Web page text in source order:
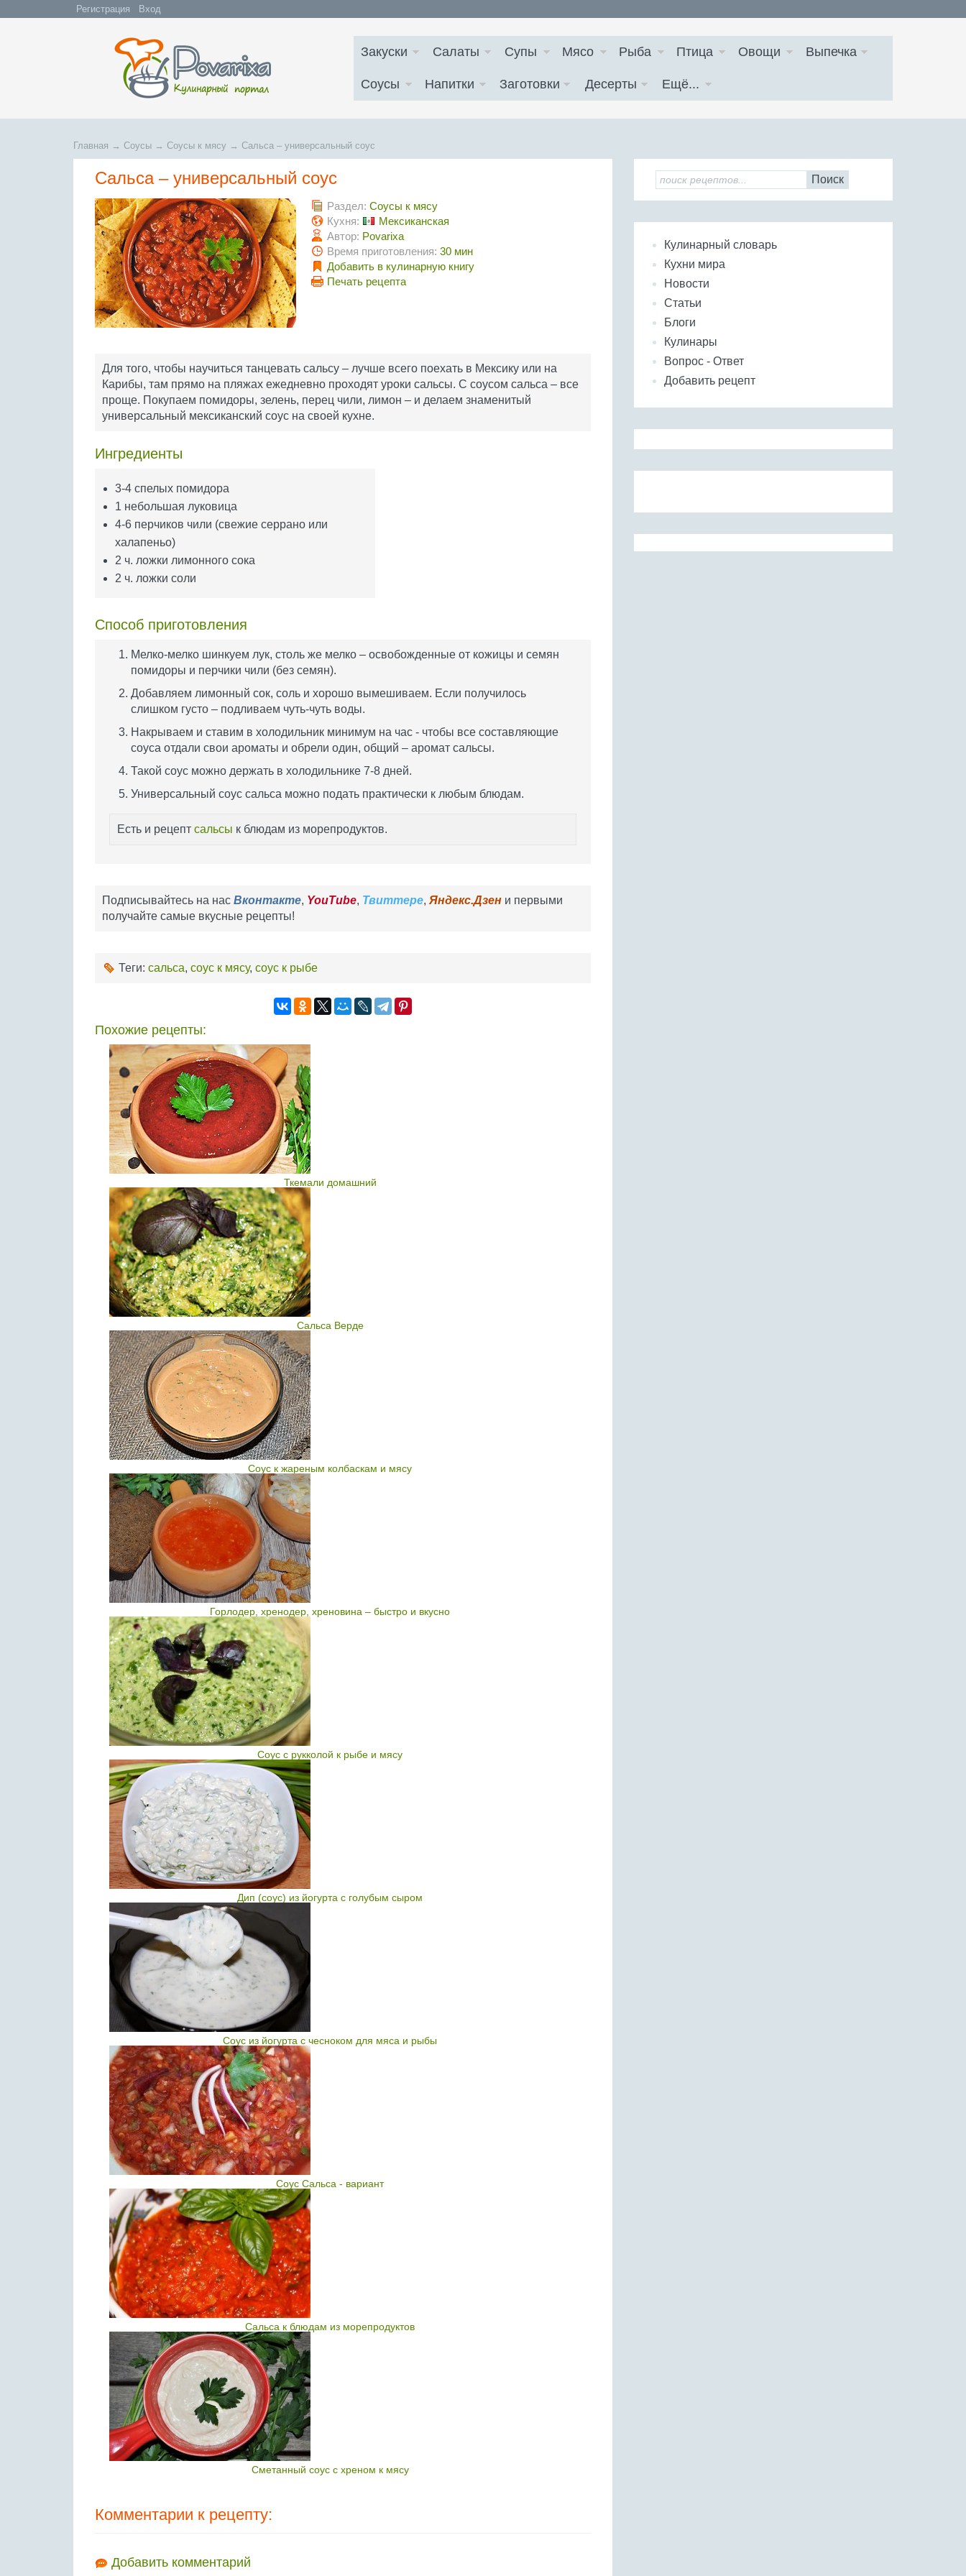
Регистрация Вход
Закуски Салаты Супы Мясо Рыба Птица Овощи Выпечка
Соусы Напитки Заготовки Десерты Ещё...
Главная → Соусы → Соусы к мясу → Сальса – универсальный соус
Сальса – универсальный соус
Раздел: Соусы к мясу
Кухня:
Мексиканская
Автор: Povarixa
Время приготовления: 30 мин
Добавить в кулинарную книгу
Печать рецепта
Для того, чтобы научиться танцевать сальсу – лучше всего поехать в Мексику или на
Карибы, там прямо на пляжах ежедневно проходят уроки сальсы. С соусом сальса – все
проще. Покупаем помидоры, зелень, перец чили, лимон – и делаем знаменитый
универсальный мексиканский соус на своей кухне.
Ингредиенты
3-4 спелых помидора
1 небольшая луковица
4-6 перчиков чили (свежие серрано или
халапеньо)
2 ч. ложки лимонного сока
2 ч. ложки соли
Способ приготовления
Мелко-мелко шинкуем лук, столь же мелко – освобожденные от кожицы и семян
помидоры и перчики чили (без семян).
Добавляем лимонный сок, соль и хорошо вымешиваем. Если получилось
слишком густо – подливаем чуть-чуть воды.
Накрываем и ставим в холодильник минимум на час - чтобы все составляющие
соуса отдали свои ароматы и обрели один, общий – аромат сальсы.
Такой соус можно держать в холодильнике 7-8 дней.
Универсальный соус сальса можно подать практически к любым блюдам.
Есть и рецепт сальсы к блюдам из морепродуктов.
Подписывайтесь на нас Вконтакте, YouTube, Твиттере, Яндекс.Дзен и первыми
получайте самые вкусные рецепты!
Теги: сальса, соус к мясу, соус к рыбе
Похожие рецепты:
Ткемали домашний
Сальса Верде
Соус к жареным колбаскам и мясу
Горлодер, хренодер, хреновина – быстро и вкусно
Соус с рукколой к рыбе и мясу
Дип (соус) из йогурта с голубым сыром
Соус из йогурта с чесноком для мяса и рыбы
Соус Сальса - вариант
Сальса к блюдам из морепродуктов
Сметанный соус с хреном к мясу
Комментарии к рецепту:
Добавить комментарий
Поиск
Кулинарный словарь
Кухни мира
Новости
Статьи
Блоги
Кулинары
Вопрос - Ответ
Добавить рецепт